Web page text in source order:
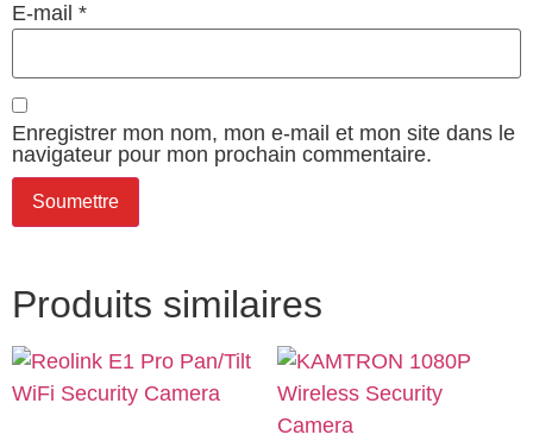
E-mail *
Enregistrer mon nom, mon e-mail et mon site dans le
navigateur pour mon prochain commentaire.
Produits similaires